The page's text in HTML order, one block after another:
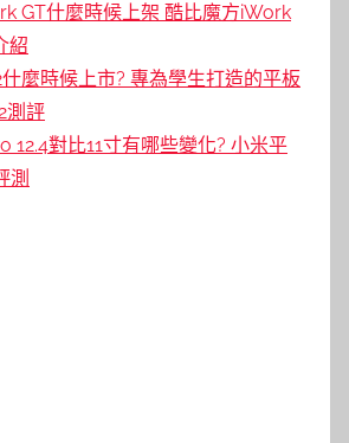
GT什麼時候上架 酷比魔方iWork
紹
麼時候上市? 專為學生打造的平板
測評
12.4對比11寸有哪些變化? 小米平
測